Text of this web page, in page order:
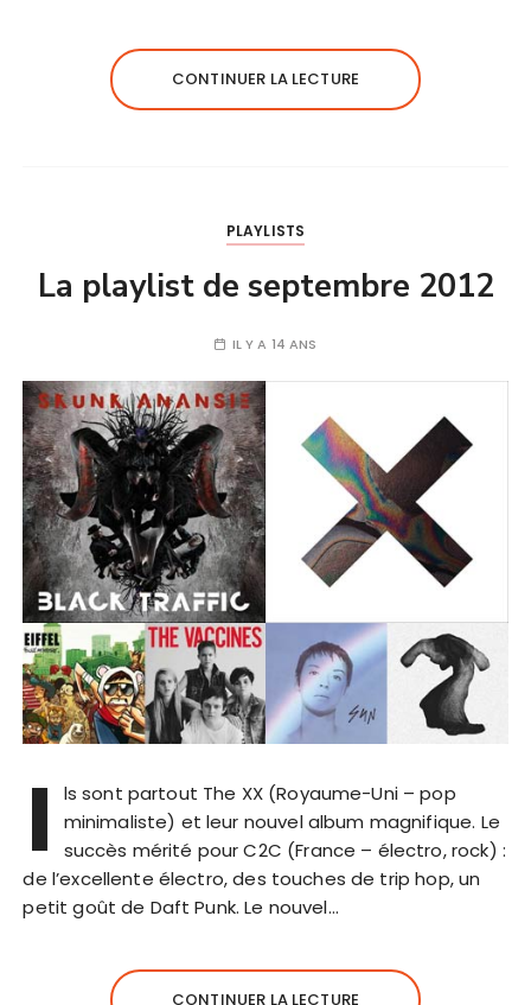
CONTINUER LA LECTURE
PLAYLISTS
La playlist de septembre 2012
IL Y A 14 ANS
I
ls sont partout The XX (Royaume-Uni – pop
minimaliste) et leur nouvel album magnifique. Le
succès mérité pour C2C (France – électro, rock) :
de l’excellente électro, des touches de trip hop, un
petit goût de Daft Punk. Le nouvel…
CONTINUER LA LECTURE